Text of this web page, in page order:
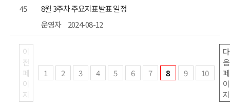
45
8월 3주차 주요지표발표 일정
운영자
2024-08-12
이
전
페
이
지
1 2 3 4 5 6 7 8 9 10
다
음
페
이
지